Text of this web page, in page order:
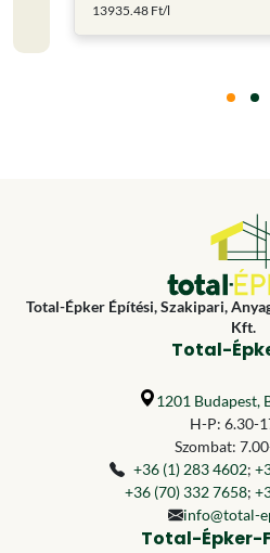
13935.48 Ft/l
Total-Épker Építési, Szakipari,
Kft.
Total-
1201 Budapest,
H-P: 6.30-
Szombat:
+36 (1) 283 4602;
+36 (70) 332 7658;
info@total-
Total-Épker-